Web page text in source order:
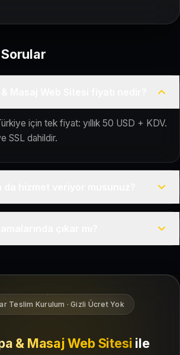
için tek fiyat: yıllık 50 USD + KDV.
SSL dahildir.
yerel müşterilerin sizi bulmasına
Teslim Kurulum · Gizli Ücret Yok
& Masaj Web Sitesi ile